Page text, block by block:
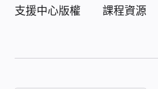
支援中心版權 課程資源